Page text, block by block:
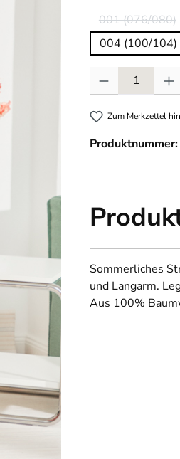
001 (076/080)
(Diese
004 (100/104)
Produkt Anzahl:
Zum Merkzettel
Produktnummer:
Sommerliches
und Langarm.
Aus 100%